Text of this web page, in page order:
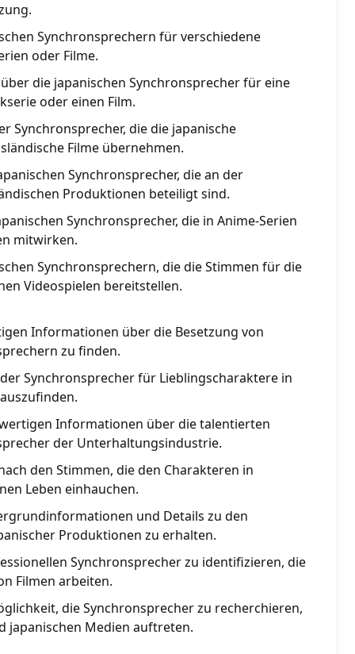
Synchronsprechern für verschiedene
oder Filme.
die japanischen Synchronsprecher für eine
oder einen Film.
Synchronsprecher, die die japanische
Filme übernehmen.
Synchronsprecher, die an der
Produktionen beteiligt sind.
Synchronsprecher, die in Anime-Serien
mitwirken.
Synchronsprechern, die die Stimmen für die
Videospielen bereitstellen.
Informationen über die Besetzung von
zu finden.
Synchronsprecher für Lieblingscharaktere in
Informationen über die talentierten
der Unterhaltungsindustrie.
den Stimmen, die den Charakteren in
Leben einhauchen.
und Details zu den
Produktionen zu erhalten.
Synchronsprecher zu identifizieren, die
Filmen arbeiten.
die Synchronsprecher zu recherchieren,
japanischen Medien auftreten.